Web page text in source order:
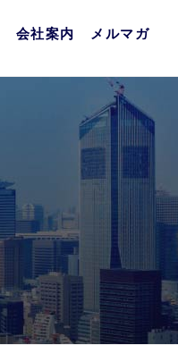
会社案内 メルマガ